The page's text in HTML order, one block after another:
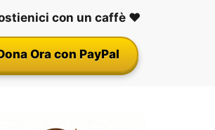
con un caffè ❤️
Ora con PayPal